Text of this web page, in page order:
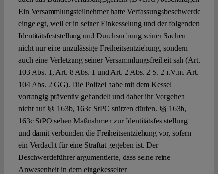
Ein Versammlungsteilnehmer hatte Verfassungsbeschwerde
eingelegt, weil er in seiner Einkesselung und der folgenden
Identitätsfeststellung und Durchsuchung seiner Sachen
nicht nur eine unzulässige Freiheitsentziehung, sondern
auch eine Verletzung seiner Versammlungsfreiheit sah (Art.
103 Abs. 1, Art. 8 Abs. 1 und Art. 2 Abs. 2 S. 2 i.V.m. Art.
104 Abs. 2 GG). Die Polizei habe mit dem Kessel
vorrangig präventiv gehandelt und daher ihr Vorgehen
nicht auf §§ 163b, 163c StPO stützen dürfen. §§ 163b,
163c StPO sehen Maßnahmen zur Identitätsfeststellung
und damit verbunden die Freiheitsentziehung vor, sofern
ein Verdacht für eine Straftat gegeben ist. Der
Beschwerdeführer argumentierte, dass seine reine
Anwesenheit in dem eingekesselten